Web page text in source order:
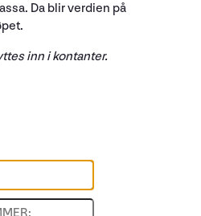
Da blir verdien på
inn i kontanter.